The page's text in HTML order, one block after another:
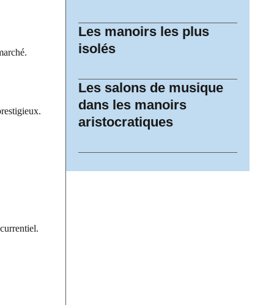
Les manoirs les plus
isolés
Les salons de musique
dans les manoirs
aristocratiques